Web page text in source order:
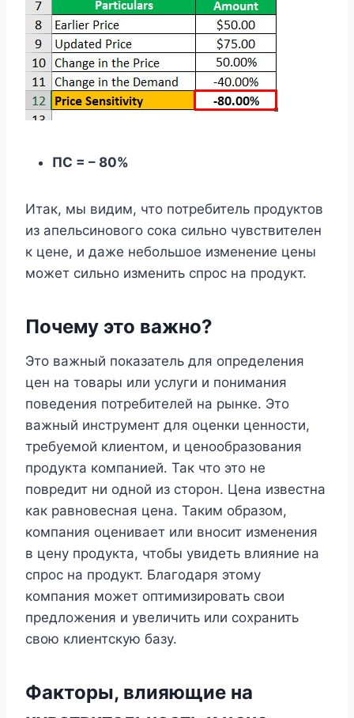
ПС = – 80%
Итак, мы видим, что потребитель продуктов
из апельсинового сока сильно чувствителен
к цене, и даже небольшое изменение цены
может сильно изменить спрос на продукт.
Почему это важно?
Это важный показатель для определения
цен на товары или услуги и понимания
поведения потребителей на рынке. Это
важный инструмент для оценки ценности,
требуемой клиентом, и ценообразования
продукта компанией. Так что это не
повредит ни одной из сторон. Цена известна
как равновесная цена. Таким образом,
компания оценивает или вносит изменения
в цену продукта, чтобы увидеть влияние на
спрос на продукт. Благодаря этому
компания может оптимизировать свои
предложения и увеличить или сохранить
свою клиентскую базу.
Факторы, влияющие на